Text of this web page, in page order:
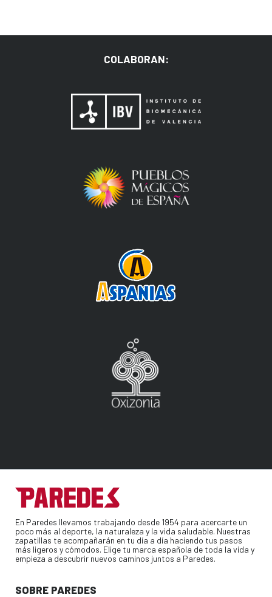
COLABORAN:
En Paredes llevamos trabajando desde 1954 para acercarte un
poco más al deporte, la naturaleza y la vida saludable. Nuestras
zapatillas te acompañarán en tu día a día haciendo tus pasos
más ligeros y cómodos. Elige tu marca española de toda la vida y
empieza a descubrir nuevos caminos juntos a Paredes.
SOBRE PAREDES